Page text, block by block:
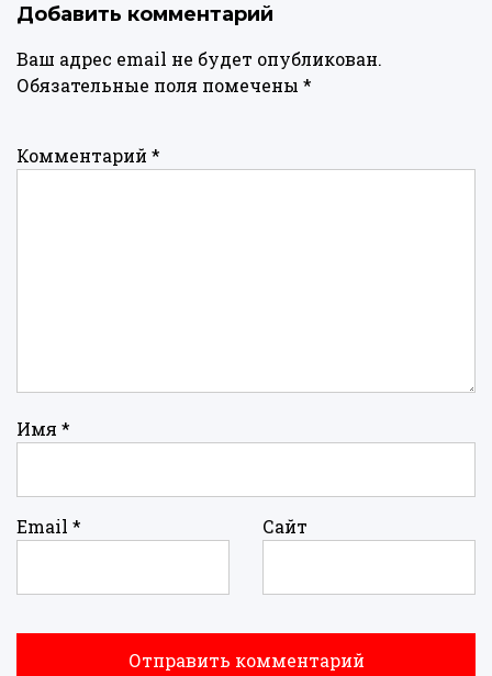
Добавить комментарий
Ваш адрес email не будет опубликован.
Обязательные поля помечены *
Комментарий *
Имя *
Email * Сайт